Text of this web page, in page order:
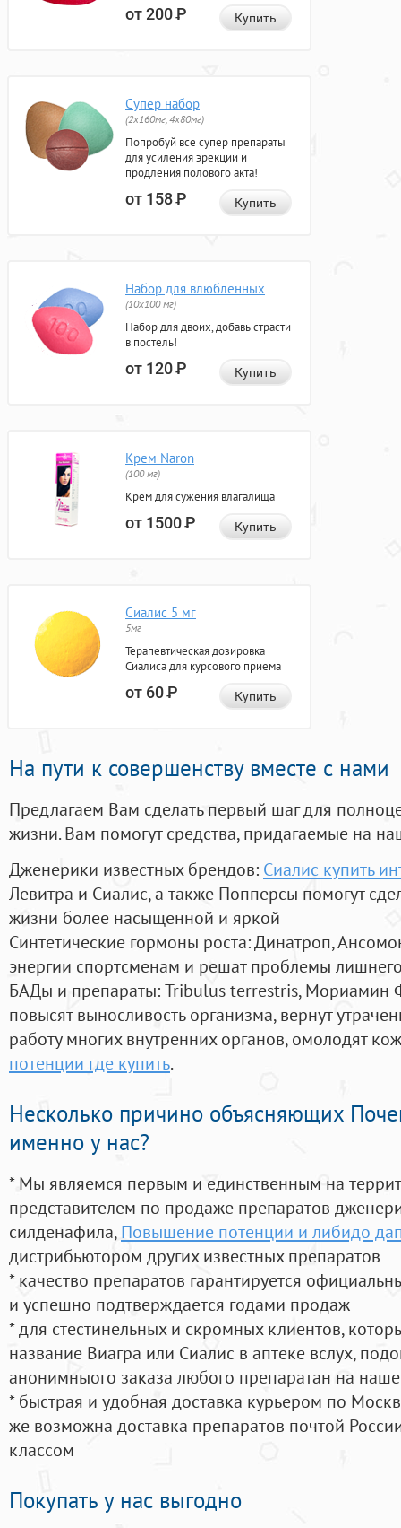
от 200Р Купить
Супер набор
(2х160мг, 4х80мг)
Попробуй все супер препараты
для усиления эрекции и
продления полового акта!
от 158Р Купить
Набор для влюбленных
(10х100 мг)
Набор для двоих, добавь страсти
в постель!
от 120Р Купить
Крем Naron
(100 мг)
Крем для сужения влагалища
от 1500Р Купить
Сиалис 5 мг
5мг
Терапевтическая дозировка
Сиалиса для курсового приема
от 60Р Купить
На пути к совершенству вместе с нами
Предлагаем Вам сделать первый шаг для
жизни. Вам помогут средства, придагаемые на
Дженерики известных брендов: Сиалис купить
Левитра и Сиалис, а также Попперсы помогут
жизни более насыщенной и яркой
Синтетические гормоны роста: Динатроп,
энергии спортсменам и решат проблемы
БАДы и препараты:Tribulus terrestris, Мориамин
повысят выносливость организма, вернут
работу многих внутренних органов, омолодят
потенции где купить.
Несколько причино объясняющих
именно у нас?
* Мы являемся первым и единственным на
представителем по продаже препаратов
силденафила, Повышение потенции и либидо
дистрибьютором других известных препаратов
* качество препаратов гарантируется
и успешно подтверждается годами продаж
* для стестинельных и скромных клиентов,
название Виагра или Сиалис в аптеке вслух,
анонимныого заказа любого препаратан на
* быстрая и удобная доставка курьером по
же возможна доставка препаратов почтой
классом
Покупать у нас выгодно